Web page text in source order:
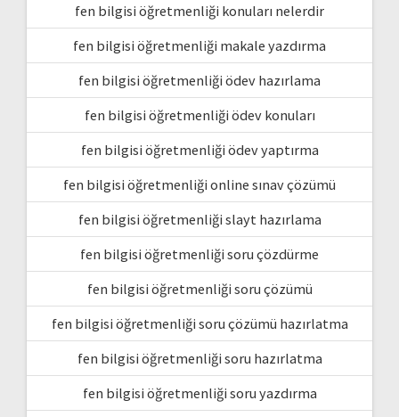
fen bilgisi öğretmenliği konuları nelerdir
fen bilgisi öğretmenliği makale yazdırma
fen bilgisi öğretmenliği ödev hazırlama
fen bilgisi öğretmenliği ödev konuları
fen bilgisi öğretmenliği ödev yaptırma
fen bilgisi öğretmenliği online sınav çözümü
fen bilgisi öğretmenliği slayt hazırlama
fen bilgisi öğretmenliği soru çözdürme
fen bilgisi öğretmenliği soru çözümü
fen bilgisi öğretmenliği soru çözümü hazırlatma
fen bilgisi öğretmenliği soru hazırlatma
fen bilgisi öğretmenliği soru yazdırma